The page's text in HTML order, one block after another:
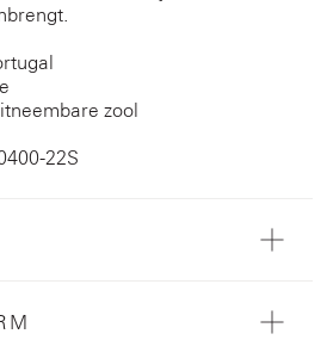
zool
22S